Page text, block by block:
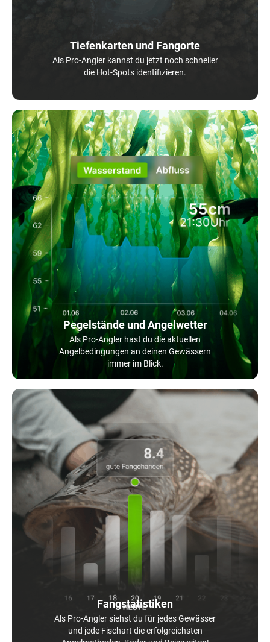
Tiefenkarten und Fangorte
Als Pro-Angler kannst du jetzt noch schneller
die Hot-Spots identifizieren.
Pegelstände und Angelwetter
Als Pro-Angler hast du die aktuellen
Angelbedingungen an deinen Gewässern
immer im Blick.
Fangstatistiken
Als Pro-Angler siehst du für jedes Gewässer
und jede Fischart die erfolgreichsten